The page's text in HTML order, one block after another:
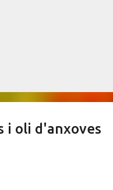
i oli d'anxoves